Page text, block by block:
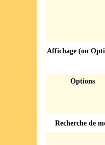
Affichage (ou
Options
Recherche de